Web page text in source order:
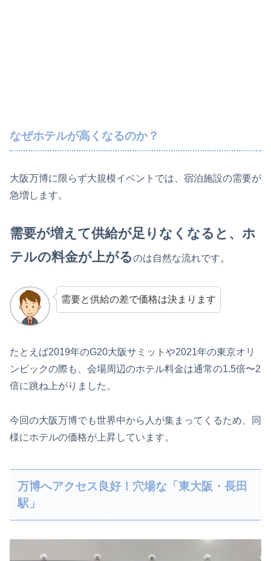
なぜホテルが高くなるのか？
大阪万博に限らず大規模イベントでは、宿泊施設の需要が
急増します。
需要が増えて供給が足りなくなると、ホ
テルの料金が上がるのは自然な流れです。
需要と供給の差で価格は決まります
たとえば2019年のG20大阪サミットや2021年の東京オリ
ンピックの際も、会場周辺のホテル料金は通常の1.5倍〜2
倍に跳ね上がりました。
今回の大阪万博でも世界中から人が集まってくるため、同
様にホテルの価格が上昇しています。
万博へアクセス良好！穴場な「東大阪・長田
駅」